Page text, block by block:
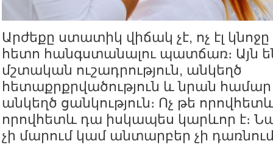
Արժեքը ստատիկ վիճակ չէ, ոչ էլ կնոջը
հետո հանգստանալու պատճառ։ Այն
մշտական ուշադրություն, անկեղծ
հետաքրքրվածություն և նրան համար
անկեղծ ցանկություն։ Ոչ թե
որովհետև դա իսկապես կարևոր է։
չի մարում կամ անտարբեր չի